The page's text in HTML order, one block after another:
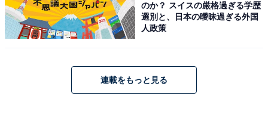
のか？ スイスの厳格過ぎる学歴
選別と、日本の曖昧過ぎる外国
人政策
連載をもっと見る